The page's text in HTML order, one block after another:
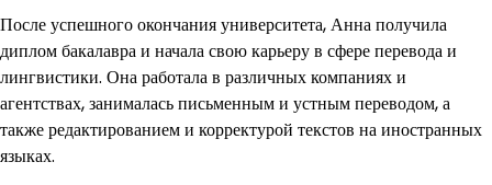
После успешного окончания университета, Анна получила
диплом бакалавра и начала свою карьеру в сфере перевода и
лингвистики. Она работала в различных компаниях и
агентствах, занималась письменным и устным переводом, а
также редактированием и корректурой текстов на иностранных
языках.